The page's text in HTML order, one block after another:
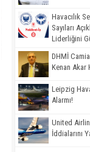
Havacılık
Sayıları
Liderliğini
DHMİ
Kenan Akar
Leipzig
Alarmı!
United
İddialarını